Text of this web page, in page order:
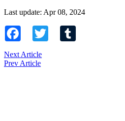
Last update: Apr 08, 2024
Facebook Twitter
Next Article
Prev Article